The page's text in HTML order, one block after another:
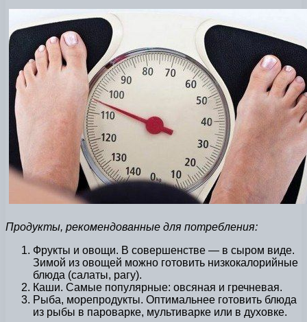
Продукты, рекомендованные для потребления:
Фрукты и овощи. В совершенстве — в сыром виде.
Зимой из овощей можно готовить низкокалорийные
блюда (салаты, рагу).
Каши. Самые популярные: овсяная и гречневая.
Рыба, морепродукты. Оптимальнее готовить блюда
из рыбы в пароварке, мультиварке или в духовке.